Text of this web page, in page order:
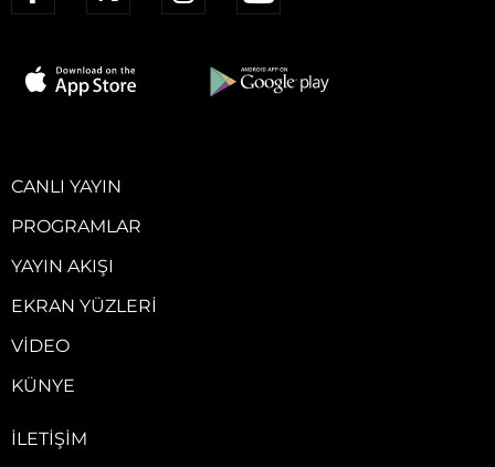
CANLI YAYIN
PROGRAMLAR
YAYIN AKIŞI
EKRAN YÜZLERI
VIDEO
KÜNYE
İLETIŞIM